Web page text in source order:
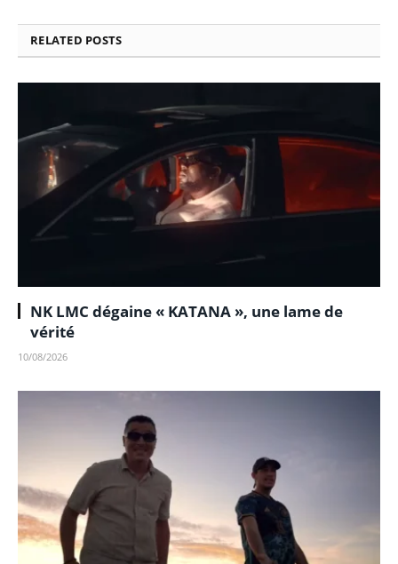
RELATED POSTS
NK LMC dégaine « KATANA », une lame de
vérité
10/08/2026